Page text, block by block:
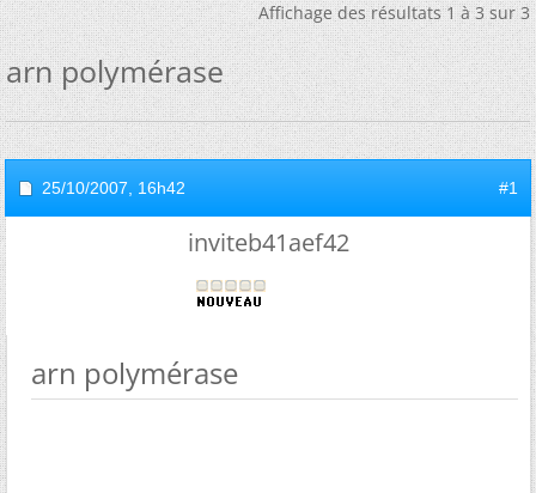
Affichage des résultats 1 à 3 sur 3
arn polymérase
25/10/2007, 16h42 #1
inviteb41aef42
arn polymérase